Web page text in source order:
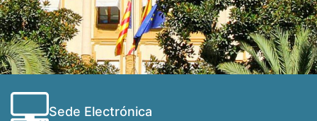
Sede Electrónica